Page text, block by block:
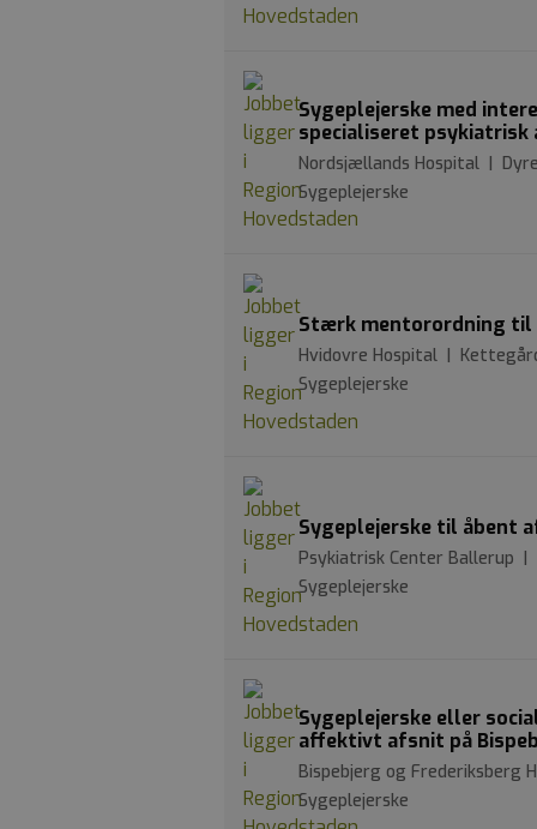
Sygeplejerske med
specialiseret
Nordsjællands Hospital |
Sygeplejerske
Stærk mentorordning til
Hvidovre Hospital |
Sygeplejerske
Sygeplejerske til åbent
Psykiatrisk Center Ballerup
Sygeplejerske
Sygeplejerske eller
affektivt afsnit på
Bispebjerg og Frederiksberg
Sygeplejerske